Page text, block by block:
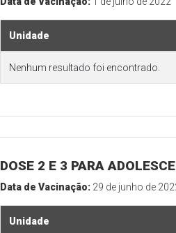
Unidade
Nenhum resultado foi encontrado.
DOSE 2 E 3 PARA
Data de Vacinação: 29 de junho de
Unidade